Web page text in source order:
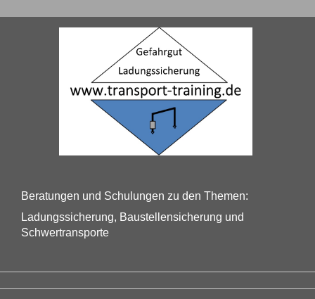
Beratungen und Schulungen zu den Themen:
Ladungssicherung, Baustellensicherung und
Schwertransporte